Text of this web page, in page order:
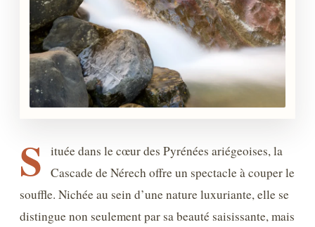
S
ituée dans le cœur des Pyrénées ariégeoises, la
Cascade de Nérech offre un spectacle à couper le
souffle. Nichée au sein d’une nature luxuriante, elle se
distingue non seulement par sa beauté saisissante, mais